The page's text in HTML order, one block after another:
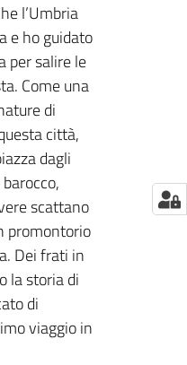
l’Umbria
e ho guidato
per salire le
Come una
di
città,
dagli
scattano
promontorio
Dei frati in
la storia di
di
viaggio in